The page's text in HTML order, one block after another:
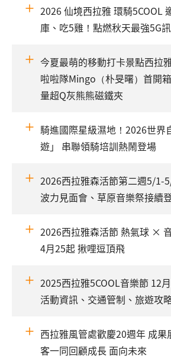
2026 仙境西拉雅 環騎5COOL
庫、吃5雞！點燃秋天最強5G
今夏最萌的移動打卡景點西拉
啦啦隊Mingo（朴旻曙）首開
量超Q灰熊熊磁鐵夾
騎進國際星級濕地！2026世界
遊」 串聯領騎培訓熱鬧登場
2026西拉雅森活節第二週5/1-
波力見面會、草原音樂祭接續
2026西拉雅森活節 熱氣球 ×
4月25起 揪哩逗頂飛
2025西拉雅5COOL音樂節 12
活動資訊、交通管制、旅遊攻
西拉雅風管處歡慶20週年 成
客一同回顧成長 面向未來